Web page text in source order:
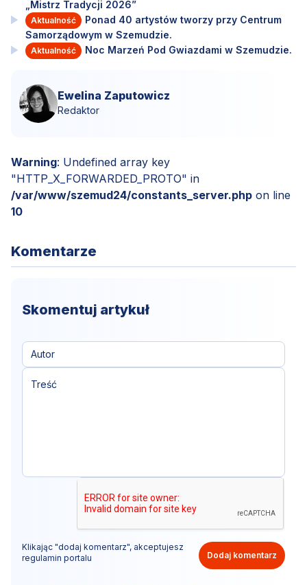
„Mistrz Tradycji 2026”
Aktualność
Ponad 40 artystów tworzy przy Centrum
Samorządowym w Szemudzie.
Aktualność Noc Marzeń Pod Gwiazdami w Szemudzie.
Ewelina Zaputowicz
Redaktor
Warning: Undefined array key
"HTTP_X_FORWARDED_PROTO" in
/var/www/szemud24/constants_server.php on line
10
Komentarze
Skomentuj artykuł
Klikając "dodaj komentarz", akceptujesz
regulamin portalu
Dodaj komentarz